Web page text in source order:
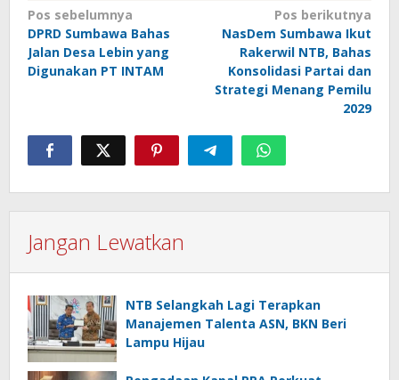
Navigasi
pos
Pos sebelumnya
DPRD Sumbawa Bahas
Jalan Desa Lebin yang
Digunakan PT INTAM
Pos berikutnya
NasDem Sumbawa Ikut
Rakerwil NTB, Bahas
Konsolidasi Partai dan
Strategi Menang Pemilu
2029
Jangan Lewatkan
NTB Selangkah Lagi Terapkan
Manajemen Talenta ASN, BKN Beri
Lampu Hijau